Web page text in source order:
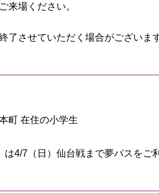
来場ください。
了させていただく場合がございま
町 在住の小学生
4/7（日）仙台戦まで夢パスをご